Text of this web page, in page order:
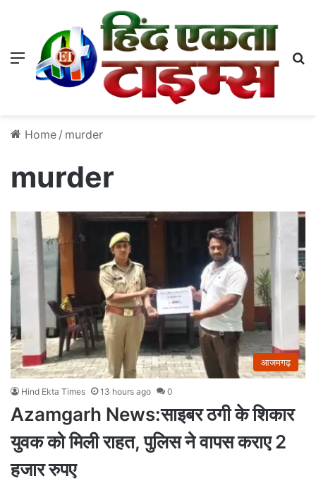
Menu
Home / murder
murder
आजमगढ़
Hind Ekta Times 13 hours ago 0
Azamgarh News:साइबर ठगी के शिकार
युवक को मिली राहत, पुलिस ने वापस कराए 2
हजार रुपए